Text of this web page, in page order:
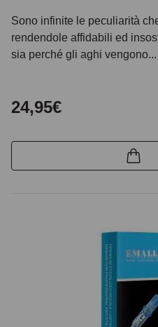
Sono infinite le peculiarità
rendendole affidabili ed
sia perché gli aghi vengono...
24,95€